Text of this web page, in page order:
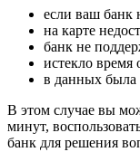
если ваш банк
на карте
банк не
истекло
в данных
В этом случае вы
минут,
банк для решения